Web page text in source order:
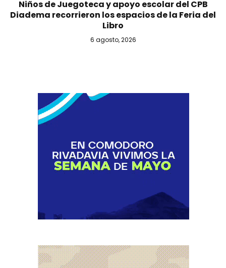
Niños de Juegoteca y apoyo escolar del CPB
Diadema recorrieron los espacios de la Feria del
Libro
6 agosto, 2026